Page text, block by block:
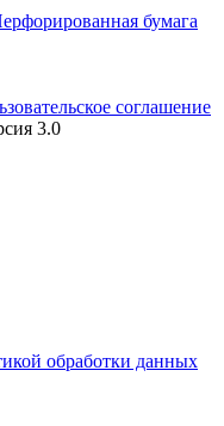
бумага
соглашение
3.0
обработки данных